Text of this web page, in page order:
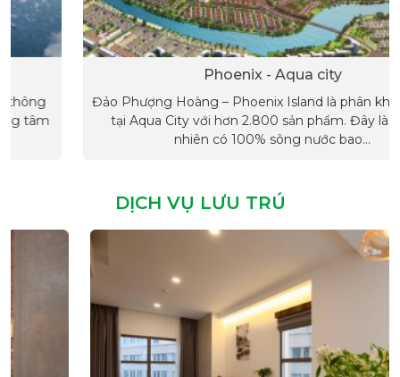
Phoenix - Aqua city
Đảo Phượng Hoàng – Phoenix Island là phân khu lớn nhất
tại Aqua City với hơn 2.800 sản phẩm. Đây là Đảo tự
nhiên có 100% sông nước bao...
DỊCH VỤ LƯU TRÚ